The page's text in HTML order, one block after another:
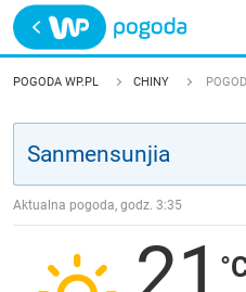
Trwa ładowanie
POLSKA
JAKOŚĆ POWIETRZA
POGODA WP.PL CHINY
Aktualna pogoda, godz. 3:35
21